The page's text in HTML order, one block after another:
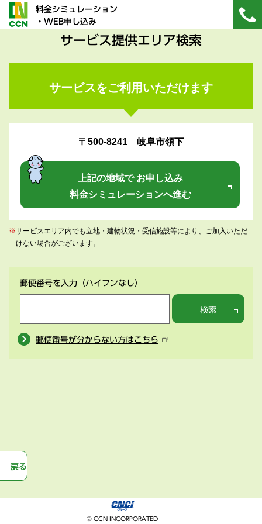
料金シミュレーション
・WEB申し込み
サービス提供エリア検索
サービスをご利用いただけます
〒500-8241 岐阜市領下
上記の地域で お申し込み
料金シミュレーションへ進む
※サービスエリア内でも立地・建物状況・受信施設等により、ご加入いただ
けない場合がございます。
郵便番号を入力 （ハイフンなし）
検索
郵便番号が分からない方はこちら
戻る
© CCN INCORPORATED